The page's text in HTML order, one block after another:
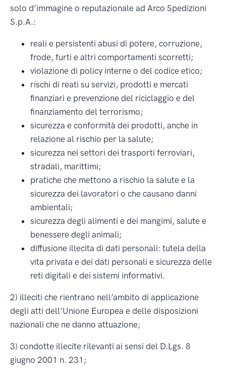
solo d’immagine o reputazionale ad Arco Spedizioni
S.p.A.:
reali e persistenti abusi di potere, corruzione,
frode, furti e altri comportamenti scorretti;
violazione di policy interne o del codice etico;
rischi di reati su servizi, prodotti e mercati
finanziari e prevenzione del riciclaggio e del
finanziamento del terrorismo;
sicurezza e conformità dei prodotti, anche in
relazione al rischio per la salute;
sicurezza nei settori dei trasporti ferroviari,
stradali, marittimi;
pratiche che mettono a rischio la salute e la
sicurezza dei lavoratori o che causano danni
ambientali;
sicurezza degli alimenti e dei mangimi, salute e
benessere degli animali;
diffusione illecita di dati personali: tutela della
vita privata e dei dati personali e sicurezza delle
reti digitali e dei sistemi informativi.
2) illeciti che rientrano nell’ambito di applicazione
degli atti dell’Unione Europea e delle disposizioni
nazionali che ne danno attuazione;
3) condotte illecite rilevanti ai sensi del D.Lgs. 8
giugno 2001 n. 231;